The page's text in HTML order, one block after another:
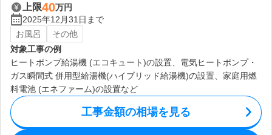
上限40万円
2025年12月31日まで
お風呂
その他
対象工事の例
ヒートポンプ給湯機 (エコキュート)の設置、電気ヒートポンプ・
ガス瞬間式 併用型給湯機(ハイブリッド給湯機)の設置、家庭用燃
料電池 (エネファーム)の設置など
工事金額の相場を見る